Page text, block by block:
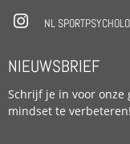
NL
NIEUWSBRIEF
Schrijf je in voor
mindset te verbeteren!